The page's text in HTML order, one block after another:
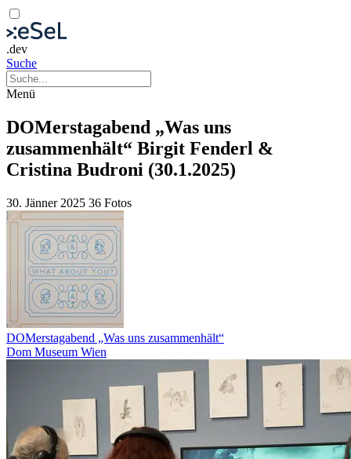
.dev
Suche
Menü
DOMerstagabend „Was uns
zusammenhält“ Birgit Fenderl &
Cristina Budroni (30.1.2025)
30. Jänner 2025 36 Fotos
DOMerstagabend „Was uns zusammenhält“
Dom Museum Wien